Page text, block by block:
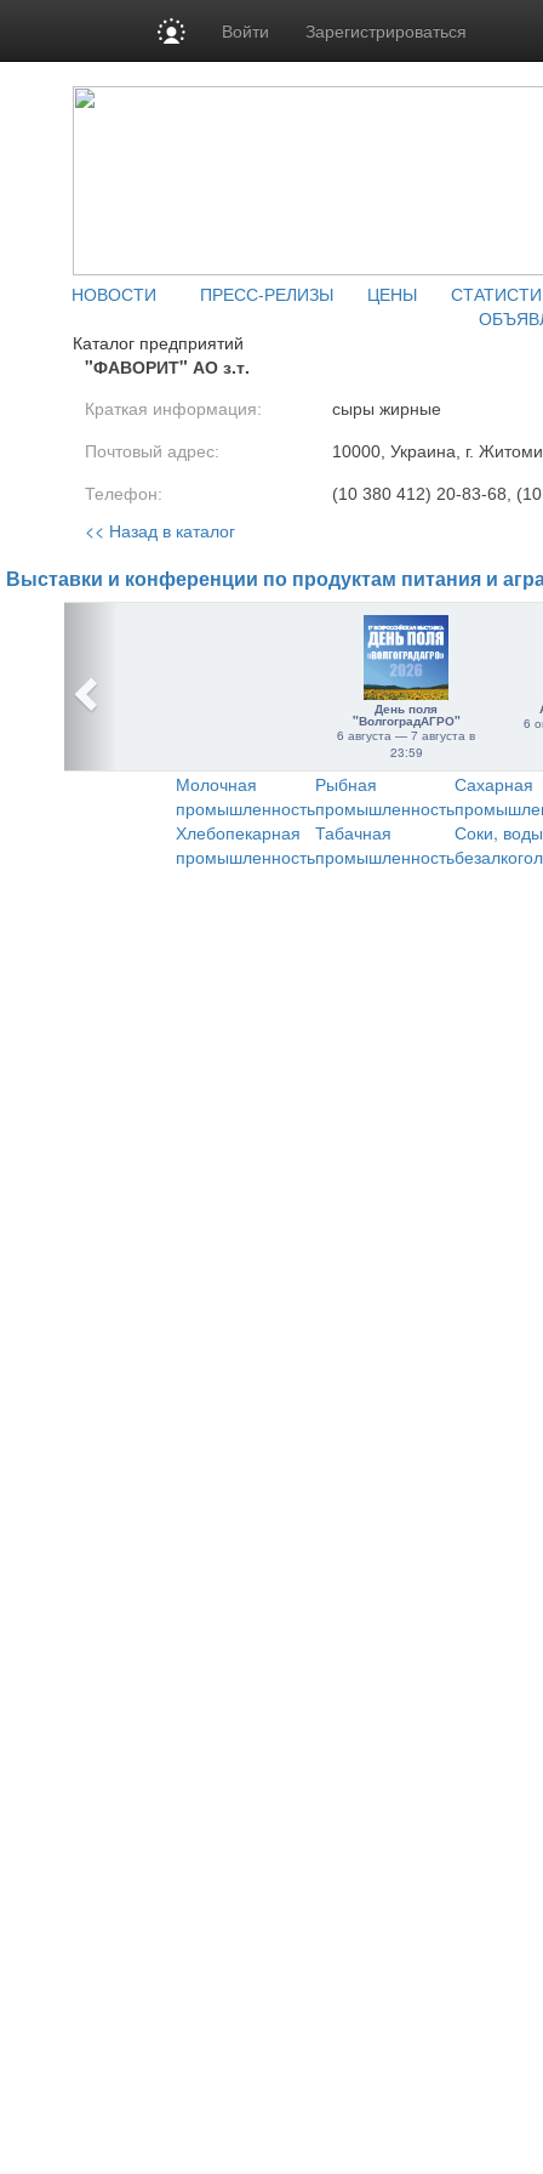
Войти Зарегистрироваться
НОВОСТИ ПРЕСС-РЕЛИЗЫ ЦЕНЫ
Каталог предприятий
"ФАВОРИТ" АО з.т.
Краткая информация: сыры жирные
Почтовый адрес: 10000, Украина, г.
Телефон: (10 380 412) 20-83-68,
<< Назад в каталог
Выставки и конференции по продуктам питания и
День поля
"ВолгоградАГРО"
6 августа — 7 августа в
23:59
6
Молочная
промышленность
Рыбная
промышленность
Сахарная
Хлебопекарная
промышленность
Табачная
промышленность
Соки,